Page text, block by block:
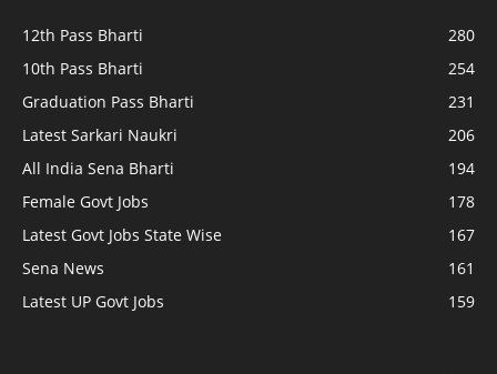
12th Pass Bharti
280
10th Pass Bharti
254
Graduation Pass Bharti
231
Latest Sarkari Naukri
206
All India Sena Bharti
194
Female Govt Jobs
178
Latest Govt Jobs State Wise
167
Sena News
161
Latest UP Govt Jobs
159